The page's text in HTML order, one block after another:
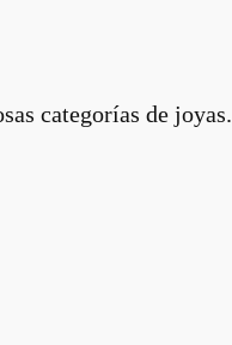
categorías de joyas.